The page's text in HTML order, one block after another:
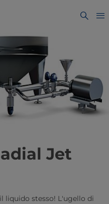
Jet
liquido stesso! L'ugello di